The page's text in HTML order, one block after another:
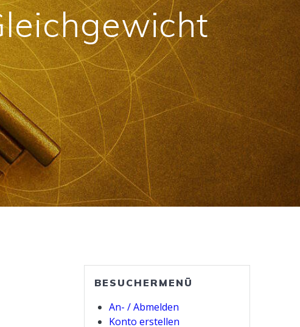
BESUCHERMENÜ
An- / Abmelden
Konto erstellen